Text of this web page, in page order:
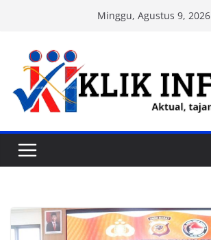
content
Minggu, Agustus 9, 2026